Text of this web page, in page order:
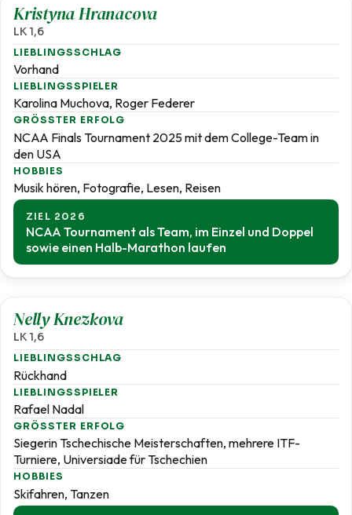
Kristyna Hranacova
LK 1,6
LIEBLINGSSCHLAG
Vorhand
LIEBLINGSSPIELER
Karolina Muchova, Roger Federer
GRÖSSTER ERFOLG
NCAA Finals Tournament 2025 mit dem College-Team in
den USA
HOBBIES
Musik hören, Fotografie, Lesen, Reisen
ZIEL 2026
NCAA Tournament als Team, im Einzel und Doppel
sowie einen Halb-Marathon laufen
Nelly Knezkova
LK 1,6
LIEBLINGSSCHLAG
Rückhand
LIEBLINGSSPIELER
Rafael Nadal
GRÖSSTER ERFOLG
Siegerin Tschechische Meisterschaften, mehrere ITF-
Turniere, Universiade für Tschechien
HOBBIES
Skifahren, Tanzen